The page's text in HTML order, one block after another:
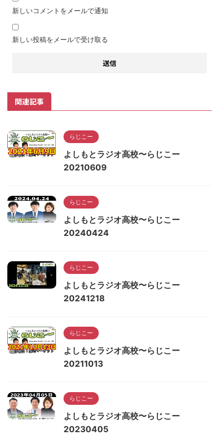
新しいコメントをメールで通知
新しい投稿をメールで受け取る
関連記事
らじこー
よしもとラジオ高校〜らじこー
20210609
らじこー
よしもとラジオ高校〜らじこー
20240424
らじこー
よしもとラジオ高校〜らじこー
20241218
らじこー
よしもとラジオ高校〜らじこー
20211013
らじこー
よしもとラジオ高校〜らじこー
20230405